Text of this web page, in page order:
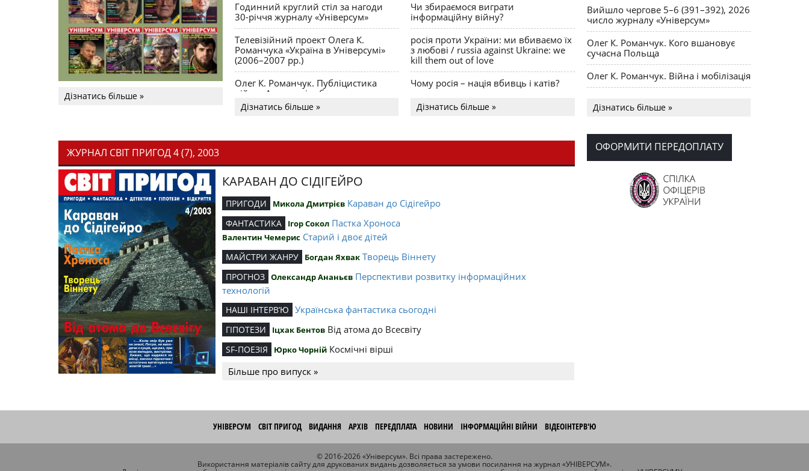
Дізнатись більше »
Годинний круглий стіл за нагоди
30-річчя журналу «Універсум»
Телевізійний проект Олега К.
Романчука «Україна в Універсумі»
(2006–2007 рр.)
Олег К. Романчук. Публіцистика
війни. Акценти і табу
Дізнатись більше »
Чи збираємося виграти
інформаційну війну?
росія проти України: ми вбиваємо їх
з любові / russia against Ukraine: we
kill them out of love
Чому росія – нація вбивць і катів?
Дізнатись більше »
Вийшло чергове 5–6 (391–392), 2026
число журналу «Універсум»
Олег К. Романчук. Кого вшановує
сучасна Польща
Олег К. Романчук. Війна і мобілізація
долучилися до найбільшої
День Вишиванки в Норт Порті
OPUS MAGNUM Олега К. Романчука
Дізнатись більше »
ЖУРНАЛ СВІТ ПРИГОД 4 (7), 2003
КАРАВАН ДО СІДІГЕЙРО
ПРИГОДИ Микола Дмитрієв Караван до Сідігейро
ФАНТАСТИКА Ігор Сокол Пастка Хроноса
Валентин Чемерис Старий і двоє дітей
МАЙСТРИ ЖАНРУ Богдан Яхвак Творець Віннету
ПРОГНОЗ Олександр Ананьєв Перспективи розвитку інформаційних
технологій
НАШІ ІНТЕРВ’Ю Українська фантастика сьогодні
ГІПОТЕЗИ Іцхак Бентов Від атома до Всесвіту
SF-ПОЕЗІЯ Юрко Чорній Космічні вірші
Більше про випуск »
ОФОРМИТИ ПЕРЕДОПЛАТУ
УНІВЕРСУМ СВІТ ПРИГОД ВИДАННЯ АРХІВ ПЕРЕДПЛАТА НОВИНИ ІНФОРМАЦІЙНІ ВІЙНИ ВІДЕОІНТЕРВ'Ю
© 2016-2026 «Універсум». Всі права застережено.
Використання матеріалів сайту для друкованих видань дозволяється за умови посилання на журнал «УНІВЕРСУМ».